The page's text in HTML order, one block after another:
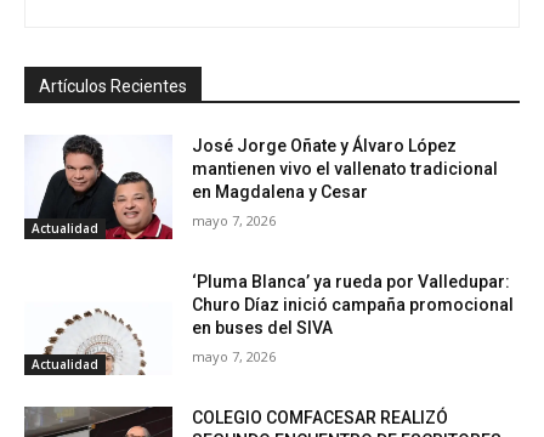
Artículos Recientes
Actualidad
José Jorge Oñate y Álvaro López
mantienen vivo el vallenato tradicional
en Magdalena y Cesar
mayo 7, 2026
Actualidad
‘Pluma Blanca’ ya rueda por Valledupar:
Churo Díaz inició campaña promocional
en buses del SIVA
mayo 7, 2026
COLEGIO COMFACESAR REALIZÓ